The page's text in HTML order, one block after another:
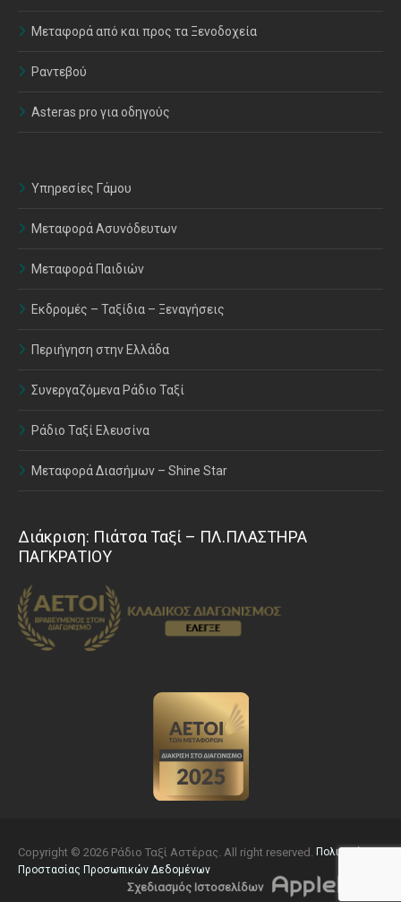
Μεταφορά από και προς τα Ξενοδοχεία
Ραντεβού
Asteras pro για οδηγούς
Υπηρεσίες Γάμου
Μεταφορά Ασυνόδευτων
Μεταφορά Παιδιών
Εκδρομές – Ταξίδια – Ξεναγήσεις
Περιήγηση στην Ελλάδα
Συνεργαζόμενα Ράδιο Ταξί
Ράδιο Ταξί Ελευσίνα
Μεταφορά Διασήμων – Shine Star
Διάκριση: Πιάτσα Ταξί – ΠΛ.ΠΛΑΣΤΗΡΑ
ΠΑΓΚΡΑΤΙΟΥ
Copyright © 2026 Ράδιο Ταξί Αστέρας. All right reserved. Πολιτική
Προστασίας Προσωπικών Δεδομένων
Σχεδιασμός Ιστοσελίδων